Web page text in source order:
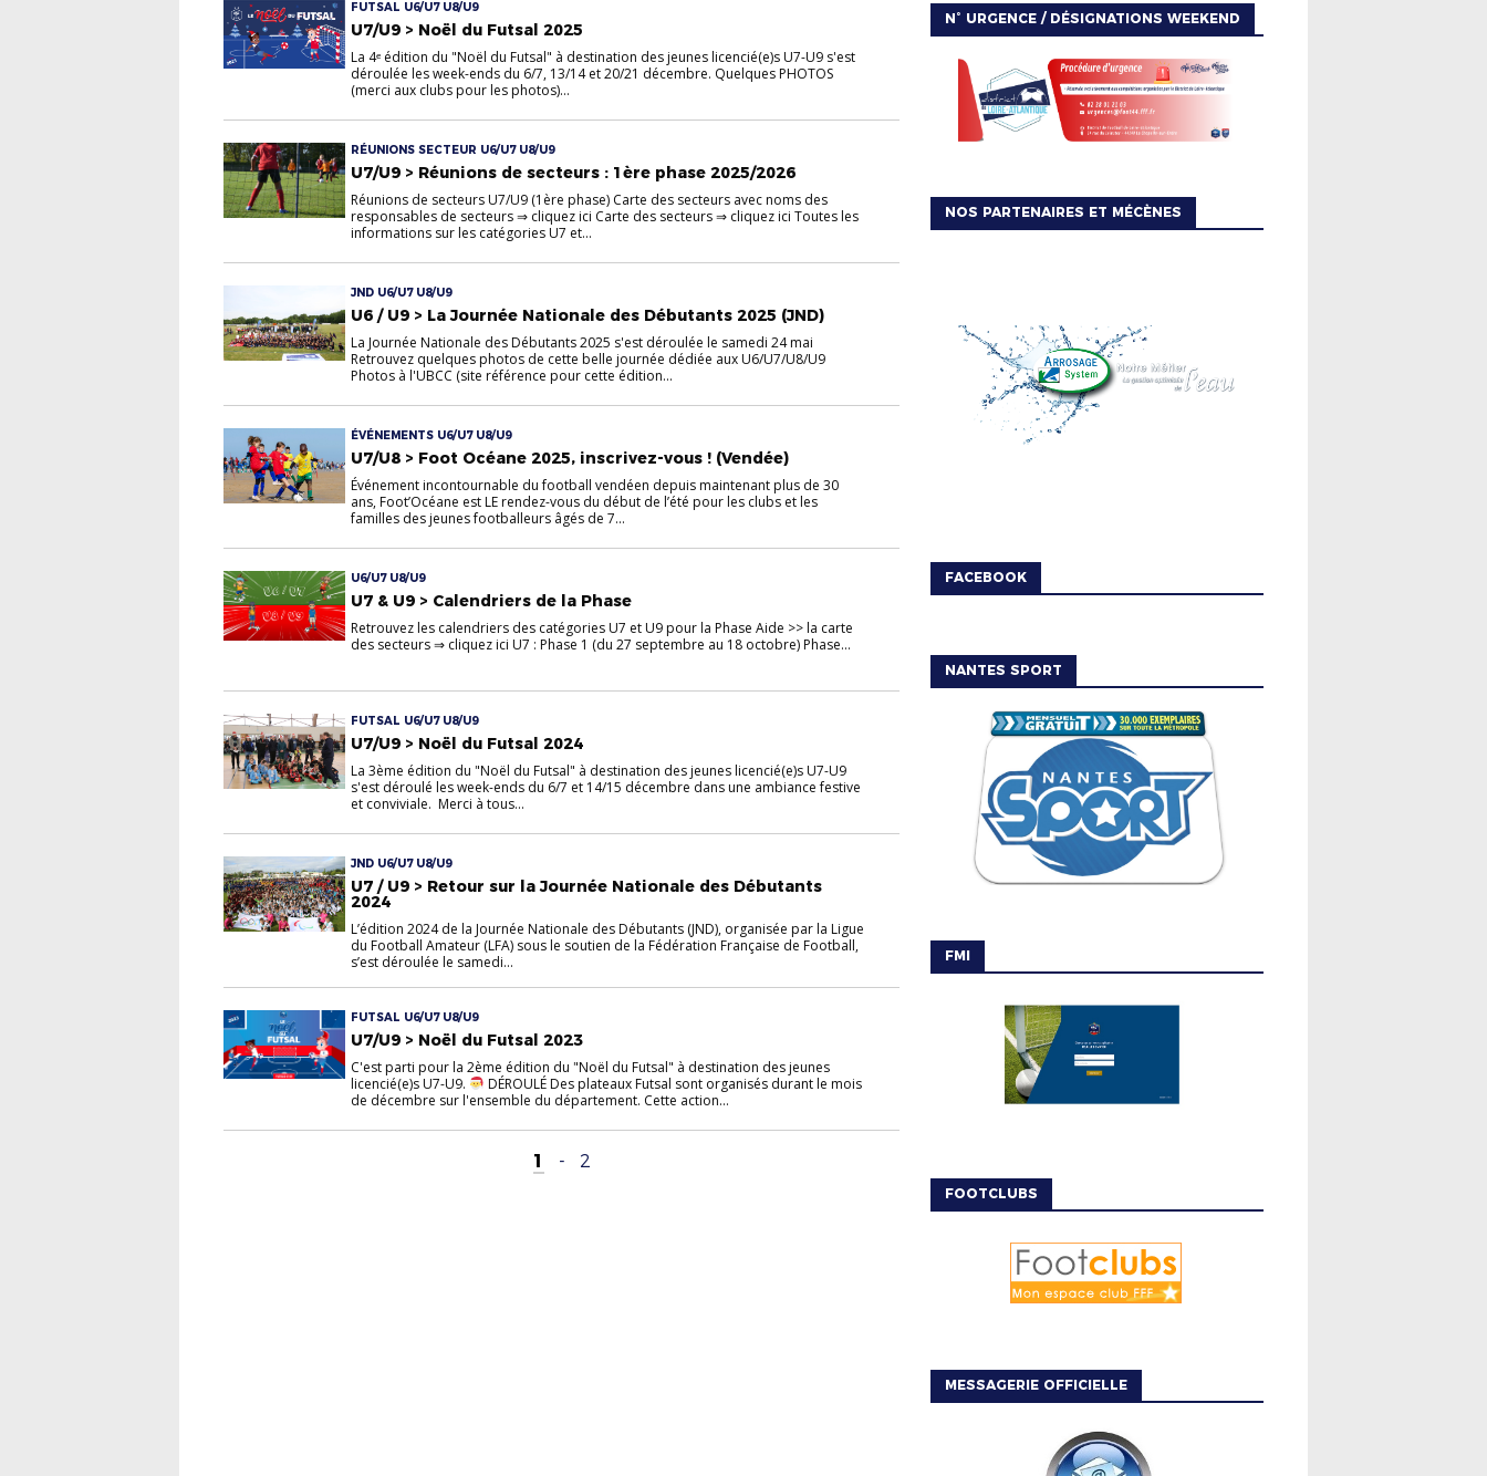
FUTSAL U6/U7 U8/U9
U7/U9 > Noël du Futsal 2025
La 4ᵉ édition du "Noël du Futsal" à destination des jeunes licencié(e)s U7-U9 s'est
déroulée les week-ends du 6/7, 13/14 et 20/21 décembre. Quelques PHOTOS
(merci aux clubs pour les photos)...
RÉUNIONS SECTEUR U6/U7 U8/U9
U7/U9 > Réunions de secteurs : 1ère phase 2025/2026
Réunions de secteurs U7/U9 (1ère phase) Carte des secteurs avec noms des
responsables de secteurs ⇒ cliquez ici Carte des secteurs ⇒ cliquez ici Toutes les
informations sur les catégories U7 et...
JND U6/U7 U8/U9
U6 / U9 > La Journée Nationale des Débutants 2025 (JND)
La Journée Nationale des Débutants 2025 s'est déroulée le samedi 24 mai
Retrouvez quelques photos de cette belle journée dédiée aux U6/U7/U8/U9
Photos à l'UBCC (site référence pour cette édition...
ÉVÉNEMENTS U6/U7 U8/U9
U7/U8 > Foot Océane 2025, inscrivez-vous ! (Vendée)
Événement incontournable du football vendéen depuis maintenant plus de 30
ans, Foot’Océane est LE rendez-vous du début de l’été pour les clubs et les
familles des jeunes footballeurs âgés de 7...
U6/U7 U8/U9
U7 & U9 > Calendriers de la Phase
Retrouvez les calendriers des catégories U7 et U9 pour la Phase Aide >> la carte
des secteurs ⇒ cliquez ici U7 : Phase 1 (du 27 septembre au 18 octobre) Phase...
FUTSAL U6/U7 U8/U9
U7/U9 > Noël du Futsal 2024
La 3ème édition du "Noël du Futsal" à destination des jeunes licencié(e)s U7-U9
s'est déroulé les week-ends du 6/7 et 14/15 décembre dans une ambiance festive
et conviviale. Merci à tous...
JND U6/U7 U8/U9
U7 / U9 > Retour sur la Journée Nationale des Débutants
2024
L’édition 2024 de la Journée Nationale des Débutants (JND), organisée par la Ligue
du Football Amateur (LFA) sous le soutien de la Fédération Française de Football,
s’est déroulée le samedi...
FUTSAL U6/U7 U8/U9
U7/U9 > Noël du Futsal 2023
C'est parti pour la 2ème édition du "Noël du Futsal" à destination des jeunes
licencié(e)s U7-U9.
DÉROULÉ Des plateaux Futsal sont organisés durant le mois
de décembre sur l'ensemble du département. Cette action...
1 - 2
N° URGENCE / DÉSIGNATIONS WEEKEND
NOS PARTENAIRES ET MÉCÈNES
FACEBOOK
NANTES SPORT
FMI
FOOTCLUBS
MESSAGERIE OFFICIELLE